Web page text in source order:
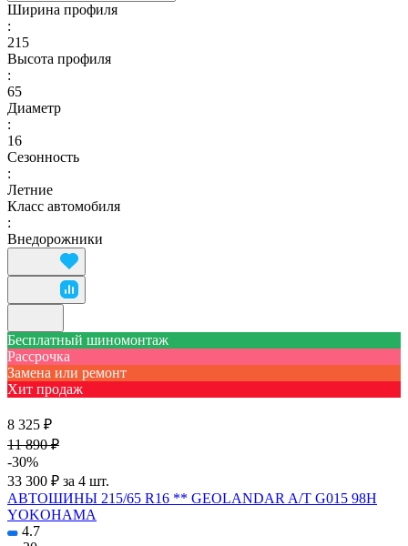
Ширина профиля
:
215
Высота профиля
:
65
Диаметр
:
16
Сезонность
:
Летние
Класс автомобиля
:
Внедорожники
Бесплатный шиномонтаж
Рассрочка
Замена или ремонт
Хит продаж
8 325 ₽
11 890 ₽
-30%
33 300 ₽ за 4 шт.
АВТОШИНЫ 215/65 R16 ** GEOLANDAR A/T G015 98H
YOKOHAMA
4.7